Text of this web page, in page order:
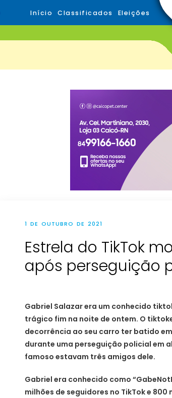
Início Classificados Eleições
1 DE OUTUBRO DE 2021
Estrela do TikTok
após perseguição
Gabriel Salazar era um conhecido
trágico fim na noite de ontem. O
decorrência ao seu carro ter batido
durante uma perseguição policial em
famoso estavam três amigos dele.
Gabriel era conhecido como
milhões de seguidores no TikTok e